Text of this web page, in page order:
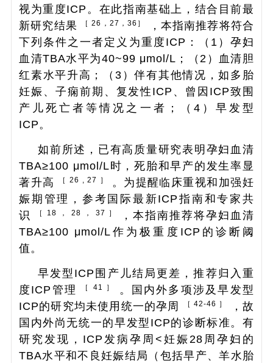
视为重度ICP。在此指南基础上，结合目前最
新研究结果
［ 26，27，36］
，本指南推荐将符合
下列条件之一者定义为重度ICP：（1）孕妇
血清TBA水平为40~99 μmol/L；（2）血清胆
红素水平升高；（3）伴有其他情况，如多胎
妊娠、子痫前期、复发性ICP、曾因ICP致围
产儿死亡者等情况之一者；（4）早发型
ICP。
如前所述，已有高质量研究表明孕妇血清
TBA≥100 μmol/L时，死胎和早产的发生率显
著升高
［ 26 , 27 ］
。为提醒临床重视和加强妊
娠期管理，参考国际最新ICP指南和专家共
识
［ 18 ， 28 ， 37 ］
，本指南推荐将孕妇血清
TBA≥100 μmol/L作为极重度ICP的诊断阈
值。
早发型ICP围产儿结局更差，推荐归入重
度ICP管理
［ 41 ］
。国内外多项涉及早发型
ICP的研究均未使用统一的孕周
［ 42-46 ］
，故
国内外尚无统一的早发型ICP的诊断标准。有
研究发现，ICP发病孕周<妊娠28周孕妇的
TBA水平和不良妊娠结局（包括早产、羊水胎